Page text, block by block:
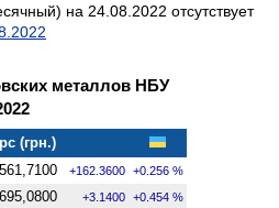
на 24.08.2022 отсутствует
металлов НБУ
(грн.)
+162.3600 +0.256 %
695,0800 +3.1400 +0.454 %